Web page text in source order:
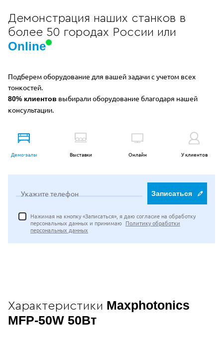
Демонстрация наших станков в
более 50 городах России или
Online
Подберем оборудование для вашей задачи с учетом всех
тонкостей.
80% клиентов выбирали оборудование благодаря нашей
консультации.
Демо-залы Выставки Онлайн У клиентов
Укажите телефон Записаться
Нажимая на кнопку «Записаться», я даю согласие на обработку
персональных данных и принимаю Политику обработки
персональных данных
Характеристики Maxphotonics
MFP-50W 50Вт